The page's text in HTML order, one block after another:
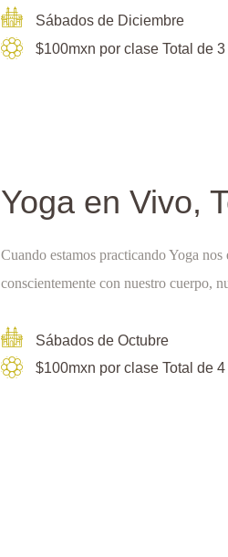
Sábados de Diciembre
$100mxn por clase Total de
Yoga en Vivo,
Cuando estamos practicando Yoga nos
conscientemente con nuestro cuerpo,
Sábados de Octubre
$100mxn por clase Total de